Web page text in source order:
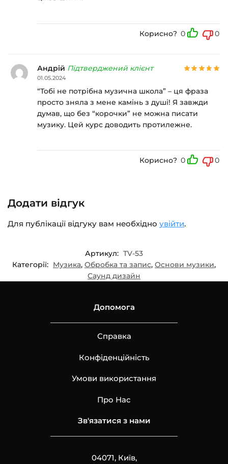
Корисно? 0 0
Андрій Підтверджений клієнт
01.05.2024
“Тобі не потрібна музична школа” – ця фраза
просто зняла з мене камінь з душі! Я завжди
думав, що без “корочки” не можна писати
музику. Цей курс доводить протилежне.
Корисно? 0 0
Додати відгук
Для публікації відгуку вам необхідно увійти.
Артикул: TV-53
Категорії: Музика, Обробка та запис, Основи музики,
Саунд дизайн
Допомога
Справка
Конфіденційність
Умови використання
Про Нас
Зв'язатися з нами
04071, Київ,